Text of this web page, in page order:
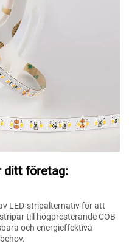
ditt företag:
LED-stripalternativ för att
till högpresterande COB
och energieffektiva